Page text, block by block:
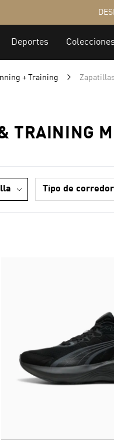
+ Training
TRAINING
tipo de corredor